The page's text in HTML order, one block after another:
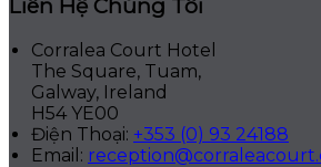
Liên Hệ Chúng Tôi
Corralea Court Hotel
The Square, Tuam,
Galway, Ireland
H54 YE00
Điện Thoại: +353 (0) 93 24188
Email: